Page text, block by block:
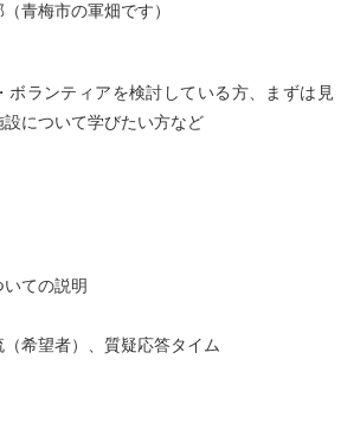
青梅市の軍畑です）
ボランティアを検討している方、まずは見
について学びたい方など
いての説明
（希望者）、質疑応答タイム